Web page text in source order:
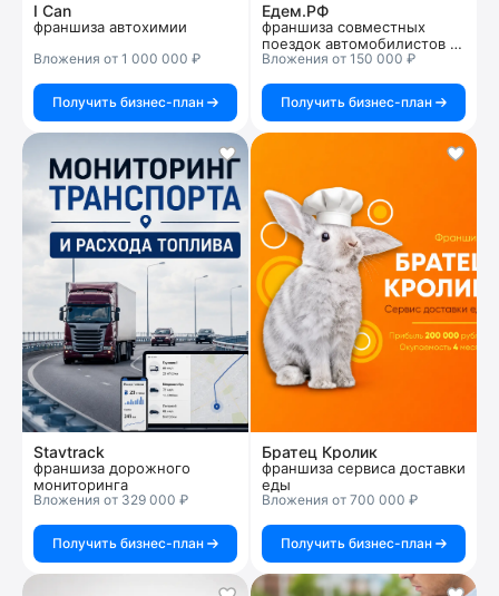
I Can
франшиза автохимии
Вложения от 1 000 000 ₽
Получить бизнес-план
Едем.РФ
франшиза совместных
поездок автомобилистов и
пассажиров
Вложения от 150 000 ₽
Получить бизнес-план
Stavtrack
франшиза дорожного
мониторинга
Вложения от 329 000 ₽
Получить бизнес-план
Братец Кролик
франшиза сервиса доставки
еды
Вложения от 700 000 ₽
Получить бизнес-план